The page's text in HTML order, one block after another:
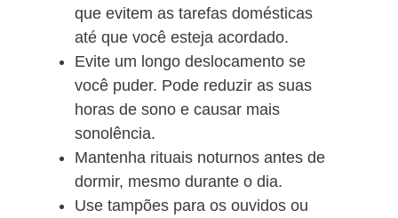
que evitem as tarefas domésticas
até que você esteja acordado.
Evite um longo deslocamento se
você puder. Pode reduzir as suas
horas de sono e causar mais
sonolência.
Mantenha rituais noturnos antes de
dormir, mesmo durante o dia.
Use tampões para os ouvidos ou